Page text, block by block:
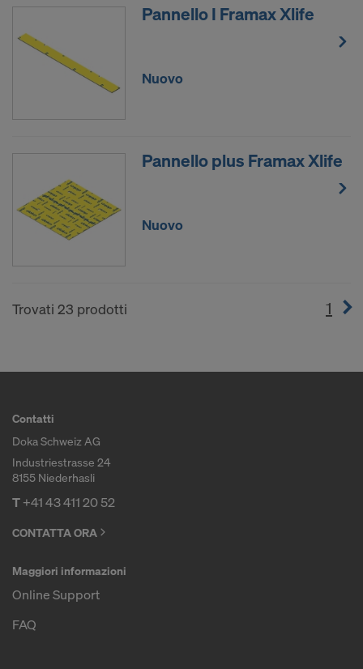
Pannello I Framax Xlife
Nuovo
Pannello plus Framax Xlife
Nuovo
Trovati 23 prodotti 1
Contatti
Doka Schweiz AG
Industriestrasse 24
8155 Niederhasli
T+41 43 411 20 52
CONTATTA ORA
Maggiori informazioni
Online Support
FAQ